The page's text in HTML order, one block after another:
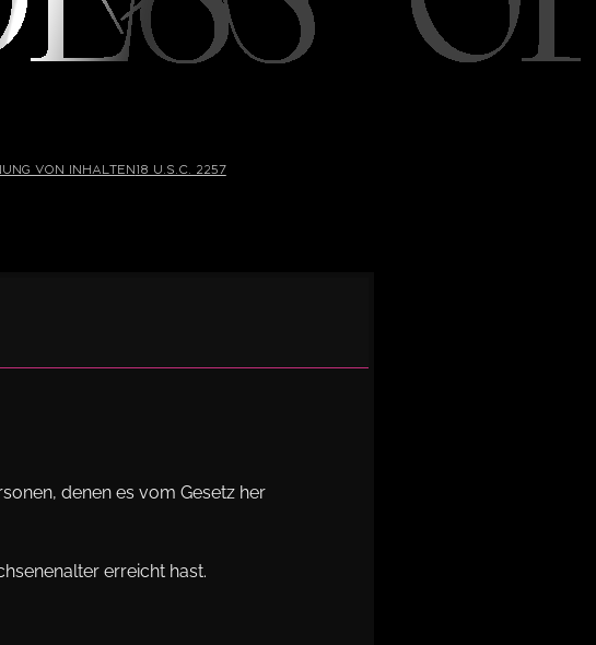
von Inhalten 18 U.S.C. 2257
denen es vom Gesetz her
erreicht hast.